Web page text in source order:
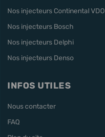
Nos injecteurs Continental VDO
Nos injecteurs Bosch
Nos injecteurs Delphi
Nos injecteurs Denso
INFOS UTILES
Nous contacter
FAQ